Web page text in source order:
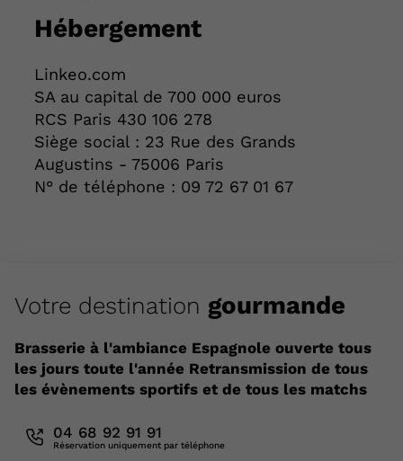
Hébergement
Linkeo.com
SA au capital de 700 000 euros
RCS Paris 430 106 278
Siège social : 23 Rue des Grands
Augustins - 75006 Paris
N° de téléphone : 09 72 67 01 67
Votre destination gourmande
Brasserie à l'ambiance Espagnole ouverte tous
les jours toute l'année Retransmission de tous
les évènements sportifs et de tous les matchs
04 68 92 91 91